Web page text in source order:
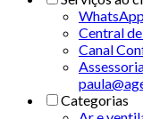
Central
Canal
Categorias